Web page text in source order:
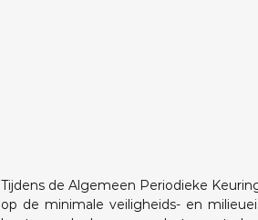
Tijdens de Algemeen Periodieke
op de minimale veiligheids- en